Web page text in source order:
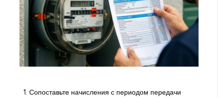
Сопоставьте начисления с периодом передачи